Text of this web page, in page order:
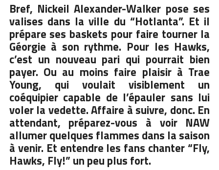
Bref, Nickeil Alexander-Walker pose ses
valises dans la ville du “Hotlanta”. Et il
prépare ses baskets pour faire tourner la
Géorgie à son rythme. Pour les Hawks,
c’est un nouveau pari qui pourrait bien
payer. Ou au moins faire plaisir à Trae
Young, qui voulait visiblement un
coéquipier capable de l’épauler sans lui
voler la vedette. Affaire à suivre, donc. En
attendant, préparez-vous à voir NAW
allumer quelques flammes dans la saison
à venir. Et entendre les fans chanter “Fly,
Hawks, Fly!” un peu plus fort.